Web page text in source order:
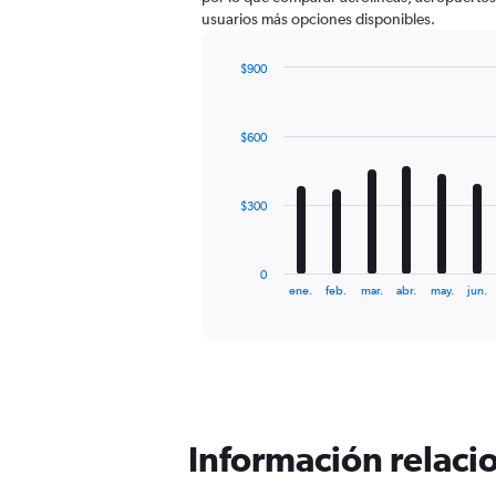
usuarios más opciones disponibles.
12
The
chart
has
ene. feb. mar. abr. may. jun.
0
$300
$600
$900
Información